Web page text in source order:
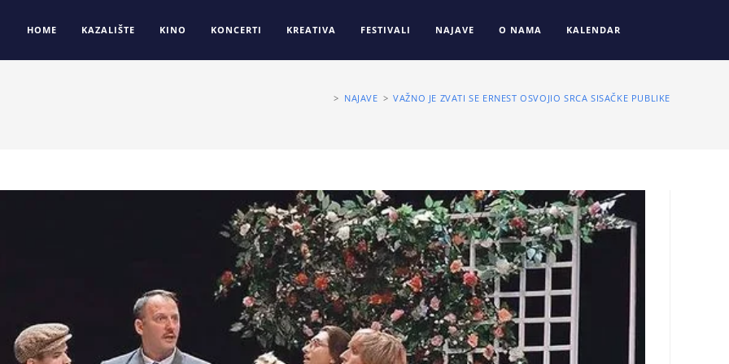
HOME KAZALIŠTE KINO KONCERTI KREATIVA FESTIVALI NAJAVE O NAMA KALENDAR
> NAJAVE > VAŽNO JE ZVATI SE ERNEST OSVOJIO SRCA SISAČKE PUBLIKE